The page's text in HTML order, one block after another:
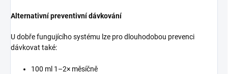
Alternativní preventivní dávkování
U dobře fungujícího systému lze pro dlouhodobou prevenci
dávkovat také:
100 ml 1–2× měsíčně